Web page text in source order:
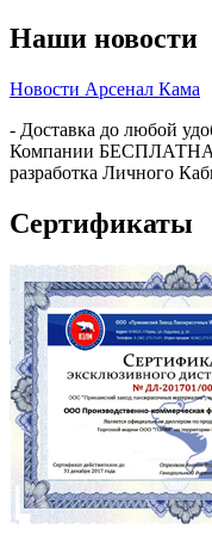
Наши новости
Новости Арсенал Кама
- Доставка до любой
Компании
разработка Личного
Сертификаты